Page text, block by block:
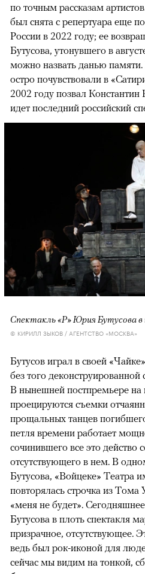
по точным рассказам
был снята с репертуара еще
России в 2022 году; ее
Бутусова, утонувшего в
можно назвать данью
остро почувствовали в
2002 году позвал Константин
идет последний российский
Спектакль «Р» Юрия Бутусова
© КИРИЛЛ ЗЫКОВ / АГЕНТСТВО «МОСКВА»
Бутусов играл в своей
без того деконструированной
В нынешней постпремьере на
проецируются съемки
прощальных танцев
петля времени работает
сочинившего все это действо
отсутствующего в нем. В
Бутусова, «Войцеке» Театра
повторялась строчка из
«меня не будет».
Бутусова в плоть спектакля
призрачное, отсутствующее.
ведь был рок-иконой для
сейчас мы видим на тонкой,